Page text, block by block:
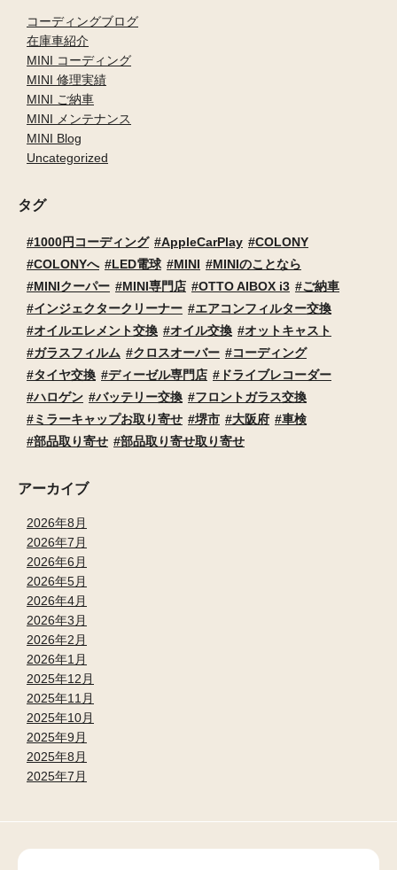
コーディングブログ
在庫車紹介
MINI コーディング
MINI 修理実績
MINI ご納車
MINI メンテナンス
MINI Blog
Uncategorized
タグ
1000円コーディング AppleCarPlay
COLONY
COLONYへ
LED電球 MINI
MINIのことなら
MINIクーパー
MINI専門店 OTTO AIBOX i3
ご納車
インジェクタークリーナー
エアコンフィルター交換
オイルエレメント交換
オイル交換
オットキャスト
ガラスフィルム
クロスオーバー
コーディング
タイヤ交換
ディーゼル専門店
ドライブレコーダー
ハロゲン
バッテリー交換
フロントガラス交換
ミラーキャップお取り寄せ
堺市 大阪府
車検
部品取り寄せ
部品取り寄せ取り寄せ
アーカイブ
2026年8月
2026年7月
2026年6月
2026年5月
2026年4月
2026年3月
2026年2月
2026年1月
2025年12月
2025年11月
2025年10月
2025年9月
2025年8月
2025年7月